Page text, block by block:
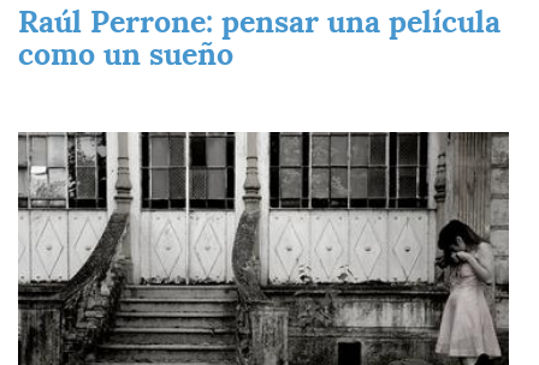
Raúl Perrone: pensar una película
como un sueño
Imagen